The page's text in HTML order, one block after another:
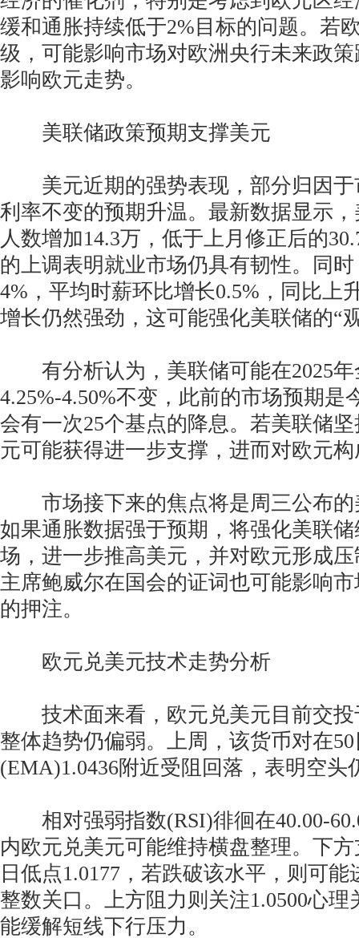
缓和通胀持续低于2%目标的问题。若
级，可能影响市场对欧洲央行未来政
影响欧元走势。
美联储政策预期支撑美元
美元近期的强势表现，部分归因于
利率不变的预期升温。最新数据显示
人数增加14.3万，低于上月修正后的
的上调表明就业市场仍具有韧性。同
4%，平均时薪环比增长0.5%，同比上
增长仍然强劲，这可能强化美联储的“
有分析认为，美联储可能在2025年
4.25%-4.50%不变，此前的市场预期是
会有一次25个基点的降息。若美联储
元可能获得进一步支撑，进而对欧元
市场接下来的焦点将是周三公布的
如果通胀数据强于预期，将强化美联
场，进一步推高美元，并对欧元形成
主席鲍威尔在国会的证词也可能影响
的押注。
欧元兑美元技术走势分析
技术面来看，欧元兑美元目前交投
整体趋势仍偏弱。上周，该货币对在
(EMA)1.0436附近受阻回落，表明空头
相对强弱指数(RSI)徘徊在40.00-
内欧元兑美元可能维持横盘整理。下
日低点1.0177，若跌破该水平，则可能
整数关口。上方阻力则关注1.0500心
能缓解短线下行压力。